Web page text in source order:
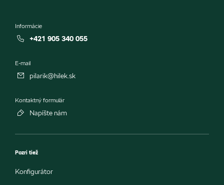
Informácie
+421 905 340 055
E-mail
pilarik@hilek.sk
Kontaktný formulár
Napíšte nám
Pozri tiež
Konfigurátor